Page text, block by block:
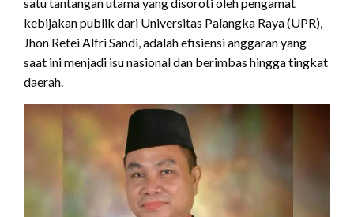
kebijakan publik dari Universitas Palangka Raya (UPR),
Jhon Retei Alfri Sandi, adalah efisiensi anggaran yang
saat ini menjadi isu nasional dan berimbas hingga tingkat
daerah.